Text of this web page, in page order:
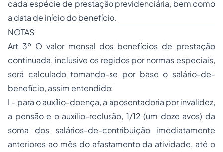
cada espécie de prestação previdenciária, bem como
a data de início do benefício.
NOTAS
Art 3º O valor mensal dos benefícios de prestação
continuada, inclusive os regidos por normas especiais,
será calculado tomando-se por base o salário-de-
benefício, assim entendido:
I - para o auxílio-doença, a aposentadoria por invalidez,
a pensão e o auxílio-reclusão, 1/12 (um doze avos) da
soma dos salários-de-contribuição imediatamente
anteriores ao mês do afastamento da atividade, até o